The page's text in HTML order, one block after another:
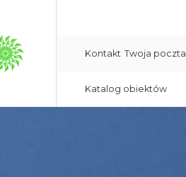
Kontakt Twoja poczta
Katalog obiektów